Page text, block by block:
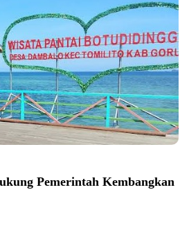
Pemerintah Kembangkan